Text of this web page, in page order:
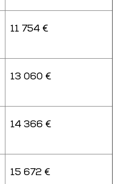
11 754 €
13 060 €
14 366 €
15 672 €